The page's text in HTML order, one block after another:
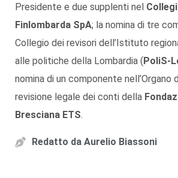
Presidente e due supplenti nel
Finlombarda SpA; la nomina di tre
Collegio dei revisori dell’Istituto
alle politiche della Lombardia (PoliS-
nomina di un componente nell’Organo
revisione legale dei conti della
Bresciana ETS.
Redatto da Aurelio Biassoni